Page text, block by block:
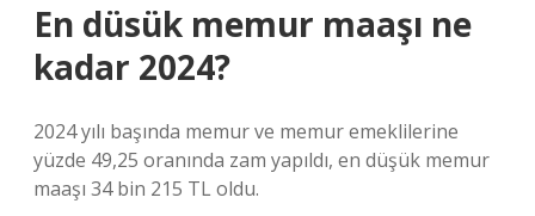
En düsük memur maaşı ne
kadar 2024?
2024 yılı başında memur ve memur emeklilerine
yüzde 49,25 oranında zam yapıldı, en düşük memur
maaşı 34 bin 215 TL oldu.